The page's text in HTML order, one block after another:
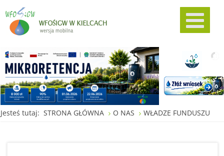
Jesteś tutaj: STRONA GŁÓWNA O NAS WŁADZE FUNDUSZU